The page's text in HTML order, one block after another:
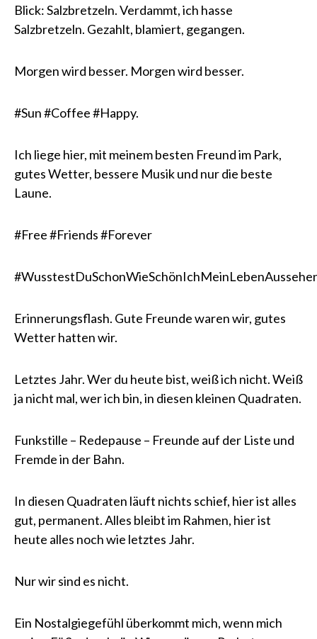
Blick: Salzbretzeln. Verdammt, ich hasse
Salzbretzeln. Gezahlt, blamiert, gegangen.
Morgen wird besser. Morgen wird besser.
#Sun #Coffee #Happy.
Ich liege hier, mit meinem besten Freund im Park,
gutes Wetter, bessere Musik und nur die beste
Laune.
#Free #Friends #Forever
Erinnerungsflash. Gute Freunde waren wir, gutes
Wetter hatten wir.
Letztes Jahr. Wer du heute bist, weiß ich nicht. Weiß
ja nicht mal, wer ich bin, in diesen kleinen Quadraten.
Funkstille – Redepause – Freunde auf der Liste und
Fremde in der Bahn.
In diesen Quadraten läuft nichts schief, hier ist alles
gut, permanent. Alles bleibt im Rahmen, hier ist
heute alles noch wie letztes Jahr.
Nur wir sind es nicht.
Ein Nostalgiegefühl überkommt mich, wenn mich